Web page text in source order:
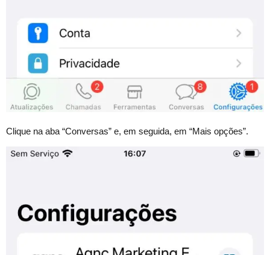
Clique na aba “Conversas” e, em seguida, em “Mais opções”.